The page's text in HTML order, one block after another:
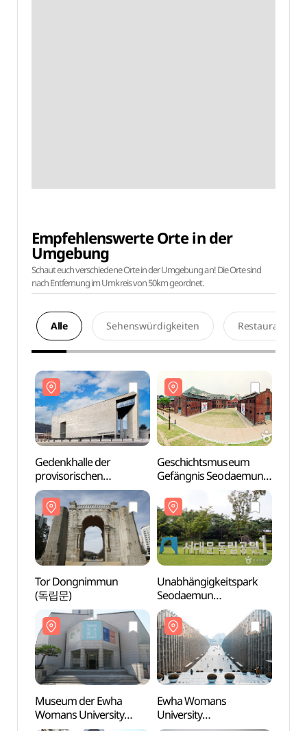
Empfehlenswerte Orte in der
Umgebung
Schaut euch verschiedene Orte in der Umgebung an! Die Orte sind
nach Entfernung im Umkreis von 50km geordnet.
Alle Sehenswürdigkeiten Restaurants
Gedenkhalle der
provisorischen
Regierung der Republik
Korea
(국립대한민국임시정부
기념관)
Geschichtsmuseum
Gefängnis Seodaemun
(서대문형무소역사관)
Tor Dongnimmun
(독립문)
Unabhängigkeitspark
Seodaemun
(서대문독립공원)
Museum der Ewha
Womans University
Ewha Womans
University